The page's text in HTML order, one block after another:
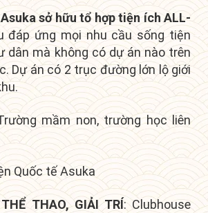
sở hữu tổ hợp tiện ích ALL-
đáp ứng mọi nhu cầu sống tiện
dân mà không có dự án nào trên
Dự án có 2 trục đường lớn lộ giới
mầm non, trường học liên
Quốc tế Asuka
THAO, GIẢI TRÍ: Clubhouse